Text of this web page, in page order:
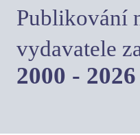
Publikování
vydavatele
2000 -